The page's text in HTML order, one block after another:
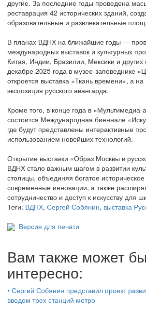
другие. За последние годы проведена
реставрация 42 исторических зданий,
образовательные и развлекательные
В планах ВДНХ на ближайшие годы —
международных выставок и культурных
Китая, Индии, Бразилии, Мексики и других
декабре 2025 года в музее-заповеднике
откроется выставка «Ткань времени», а
экспозиция русского авангарда.
Кроме того, в конце года в «Мультимедиа-
состоится Международная биеннале
где будут представлены интерактивные
использованием новейших технологий.
Открытие выставки «Образ Москвы в
ВДНХ стало важным шагом в развитии
столицы, объединяя богатое
современные инновации, а также
сотрудничество и доступ к искусству для
Теги: ВДНХ, Сергей Собянин, выставка
Версия для печати
Вам также может
интересно:
• Сергей Собянин представил проект
вводом трех станций метро